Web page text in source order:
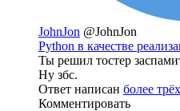
JohnJon @JohnJon
Python в качестве
Ты решил тостер
Ну збс.
Ответ написан более
Комментировать